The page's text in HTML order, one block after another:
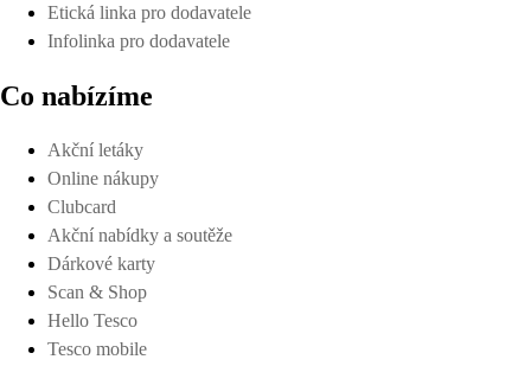
Etická linka pro dodavatele
Infolinka pro dodavatele
Co nabízíme
Akční letáky
Online nákupy
Clubcard
Akční nabídky a soutěže
Dárkové karty
Scan & Shop
Hello Tesco
Tesco mobile